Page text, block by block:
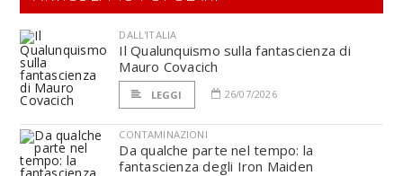
DALL'ITALIA
Il Qualunquismo sulla fantascienza di
Mauro Covacich
LEGGI 26/07/2026
CONTAMINAZIONI
Da qualche parte nel tempo: la
fantascienza degli Iron Maiden